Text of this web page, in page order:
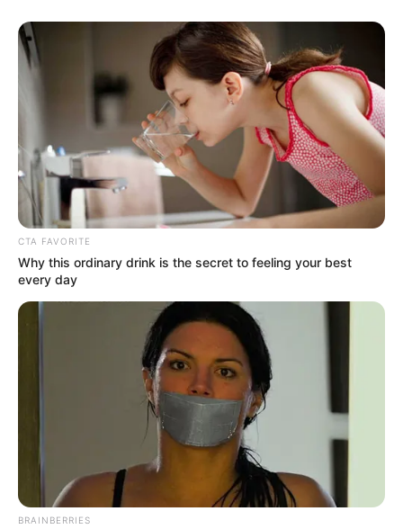
CTA FAVORITE
Why this ordinary drink is the secret to feeling your best
every day
BRAINBERRIES